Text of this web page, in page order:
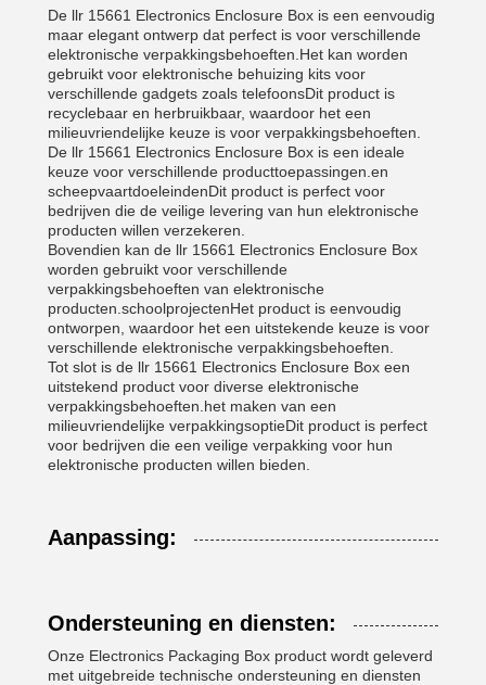
De llr 15661 Electronics Enclosure Box is een eenvoudig
maar elegant ontwerp dat perfect is voor verschillende
elektronische verpakkingsbehoeften.Het kan worden
gebruikt voor elektronische behuizing kits voor
verschillende gadgets zoals telefoonsDit product is
recyclebaar en herbruikbaar, waardoor het een
milieuvriendelijke keuze is voor verpakkingsbehoeften.
De llr 15661 Electronics Enclosure Box is een ideale
keuze voor verschillende producttoepassingen.en
scheepvaartdoeleindenDit product is perfect voor
bedrijven die de veilige levering van hun elektronische
producten willen verzekeren.
Bovendien kan de llr 15661 Electronics Enclosure Box
worden gebruikt voor verschillende
verpakkingsbehoeften van elektronische
producten.schoolprojectenHet product is eenvoudig
ontworpen, waardoor het een uitstekende keuze is voor
verschillende elektronische verpakkingsbehoeften.
Tot slot is de llr 15661 Electronics Enclosure Box een
uitstekend product voor diverse elektronische
verpakkingsbehoeften.het maken van een
milieuvriendelijke verpakkingsoptieDit product is perfect
voor bedrijven die een veilige verpakking voor hun
elektronische producten willen bieden.
Aanpassing:
Ondersteuning en diensten:
Onze Electronics Packaging Box product wordt geleverd
met uitgebreide technische ondersteuning en diensten